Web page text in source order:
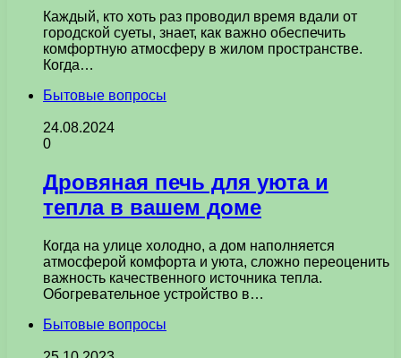
Каждый, кто хоть раз проводил время вдали от
городской суеты, знает, как важно обеспечить
комфортную атмосферу в жилом пространстве.
Когда…
Бытовые вопросы
24.08.2024
0
Дровяная печь для уюта и
тепла в вашем доме
Когда на улице холодно, а дом наполняется
атмосферой комфорта и уюта, сложно переоценить
важность качественного источника тепла.
Обогревательное устройство в…
Бытовые вопросы